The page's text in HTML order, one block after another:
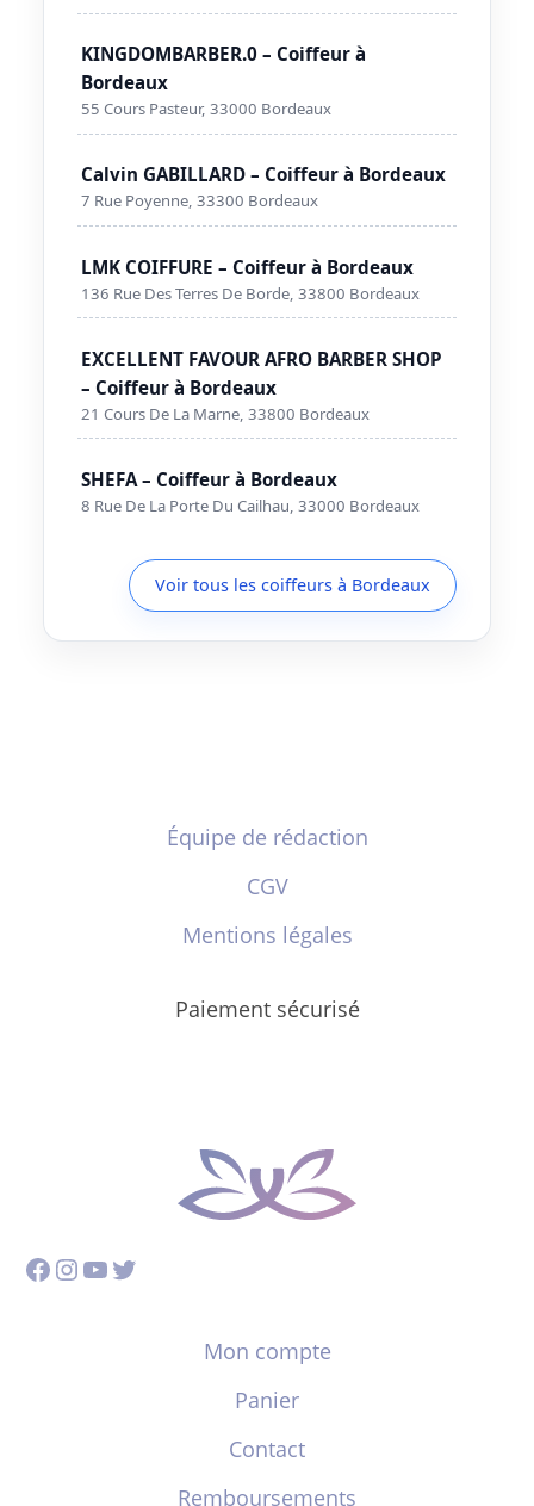
KINGDOMBARBER.0 – Coiffeur à
Bordeaux
55 Cours Pasteur, 33000 Bordeaux
Calvin GABILLARD – Coiffeur à Bordeaux
7 Rue Poyenne, 33300 Bordeaux
LMK COIFFURE – Coiffeur à Bordeaux
136 Rue Des Terres De Borde, 33800 Bordeaux
EXCELLENT FAVOUR AFRO BARBER SHOP
– Coiffeur à Bordeaux
21 Cours De La Marne, 33800 Bordeaux
SHEFA – Coiffeur à Bordeaux
8 Rue De La Porte Du Cailhau, 33000 Bordeaux
Voir tous les coiffeurs à Bordeaux
Équipe de rédaction
CGV
Mentions légales
Paiement sécurisé
Facebook
Instagram
YouTube
Twitter
Mon compte
Panier
Contact
Remboursements